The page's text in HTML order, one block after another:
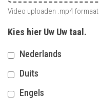
Video uploaden .mp4 formaat
Kies hier Uw Uw taal.
Nederlands
Duits
Engels